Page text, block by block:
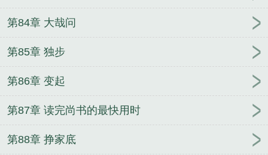
第84章 大哉问
第85章 独步
第86章 变起
第87章 读完尚书的最快用时
第88章 挣家底